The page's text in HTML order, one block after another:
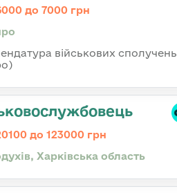
до 7000 грн
військових сполучень
до 123000 грн
Харківська область